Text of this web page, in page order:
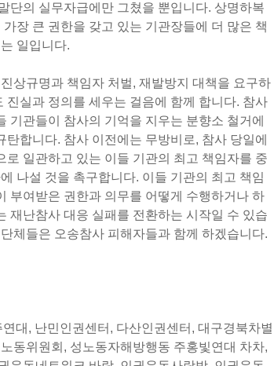
단의 실무자급에만 그쳤을 뿐입니다. 상명하복
장 큰 권한을 갖고 있는 기관장들에 더 많은 책
일입니다.
상규명과 책임자 처벌, 재발방지 대책을 요구하
진실과 정의를 세우는 걸음에 함께 합니다. 참사
기관들이 참사의 기억을 지우는 분향소 철거에
합니다. 참사 이전에는 무방비로, 참사 당일에
일관하고 있는 이들 기관의 최고 책임자를 중
나설 것을 촉구합니다. 이들 기관의 최고 책임
부여받은 권한과 의무를 어떻게 수행하거나 하
재난참사 대응 실패를 전환하는 시작일 수 있습
체들은 오송참사 피해자들과 함께 하겠습니다.
대, 난민인권센터, 다산인권센터, 대구경북차별
동위원회, 성노동자해방행동 주홍빛연대 차차,